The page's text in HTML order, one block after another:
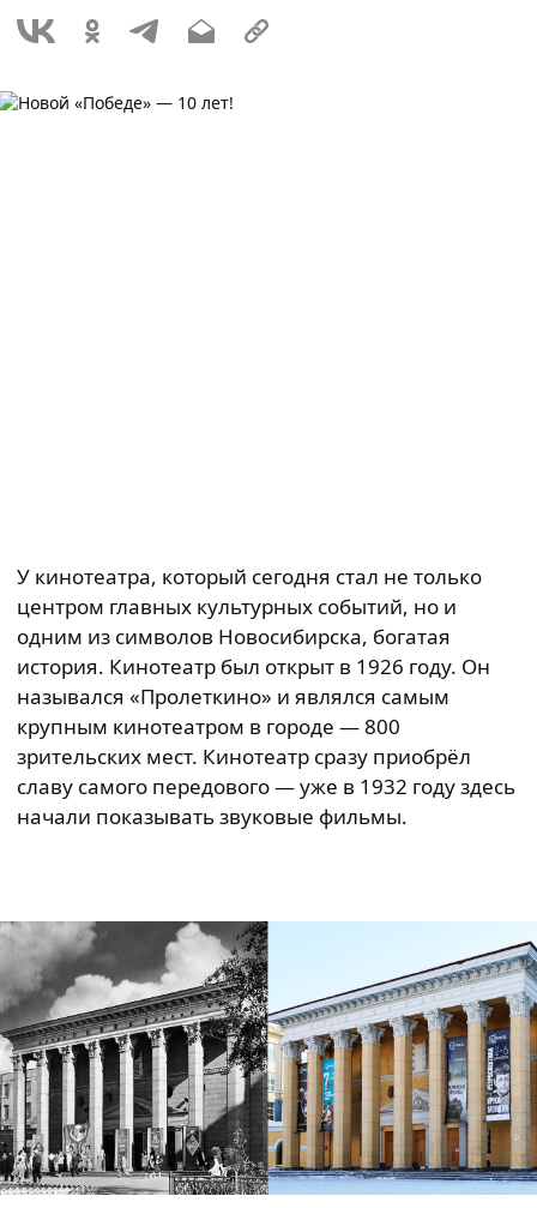
У кинотеатра, который сегодня стал не только
центром главных культурных событий, но и
одним из символов Новосибирска, богатая
история. Кинотеатр был открыт в 1926 году. Он
назывался «Пролеткино» и являлся самым
крупным кинотеатром в городе — 800
зрительских мест. Кинотеатр сразу приобрёл
славу самого передового — уже в 1932 году здесь
начали показывать звуковые фильмы.